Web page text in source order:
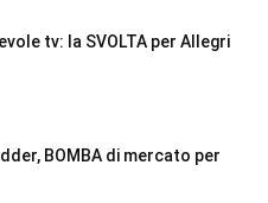
tv: la SVOLTA per Allegri
BOMBA di mercato per